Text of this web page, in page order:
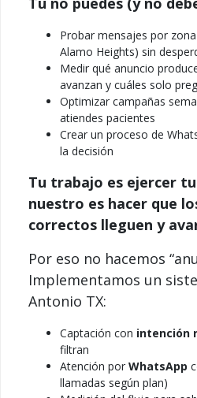
Probar mensajes por
Alamo Heights) sin
Medir qué anuncio
avanzan y cuáles solo
Optimizar campañas
atiendes pacientes
Crear un proceso de
la decisión
Tu trabajo es ejercer
nuestro es hacer que
correctos lleguen y
Por eso no hacemos
Implementamos un
Antonio TX:
Captación con intención
filtran
Atención por WhatsApp
llamadas según plan)